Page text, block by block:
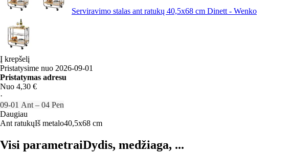
Serviravimo stalas ant ratukų 40,5x68 cm Dinett - Wenko
Į krepšelį
Pristatysime nuo 2026‑09‑01
Pristatymas adresu
Nuo 4,30 €
·
09‑01 Ant – 04 Pen
Daugiau
Ant ratukųIš metalo40,5x68 cm
Visi parametraiDydis, medžiaga, ...